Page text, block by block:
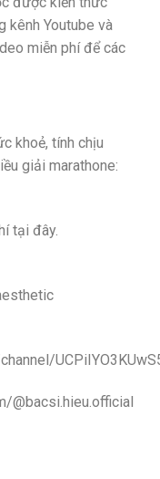
kênh Youtube và
miễn phí để các
khoẻ, tính chịu
giải marathone:
tại đây.
@bacsi.hieu.official